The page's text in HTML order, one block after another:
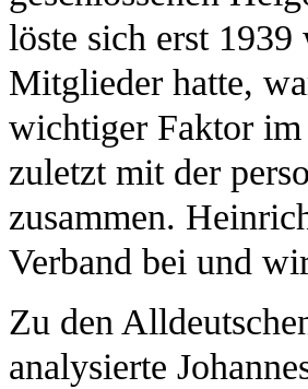
löste sich erst
Mitglieder hatte,
wichtiger Faktor
zuletzt mit der
zusammen.
Verband bei und
Zu den
analysierte